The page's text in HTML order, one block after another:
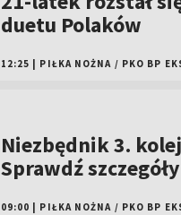
duetu Polaków
12:25 PIŁKA NOŻNA / PKO BP
Niezbędnik 3.
Sprawdź szczegóły
09:00 PIŁKA NOŻNA / PKO BP